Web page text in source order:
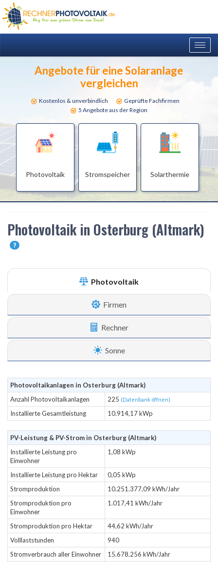
Angebote für eine Solaranlage
vergleichen
Kostenlos & unverbindlich
Geprüfte Fachfirmen
5 Angebote aus der Region
Photovoltaik Stromspeicher Solarthermie
Photovoltaik in Osterburg (Altmark)
?
Photovoltaik
Firmen
Rechner
Sonne
Photovoltaikanlagen in Osterburg (Altmark)
Anzahl Photovoltaikanlagen
225 (Datenbank öffnen)
Installierte Gesamtleistung 10.914,17 kWp
PV-Leistung & PV-Strom in Osterburg (Altmark)
Installierte Leistung pro
Einwohner
1,08 kWp
Installierte Leistung pro Hektar
0,05 kWp
Stromproduktion
10.251.377,09 kWh/Jahr
Stromproduktion pro
Einwohner
1.017,41 kWh/Jahr
Stromproduktion pro Hektar
44,62 kWh/Jahr
Volllaststunden
940
Stromverbrauch aller Einwohner
15.678.256 kWh/Jahr